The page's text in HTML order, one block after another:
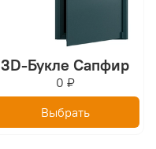
3D-Букле Сапфир
0 ₽
Выбрать